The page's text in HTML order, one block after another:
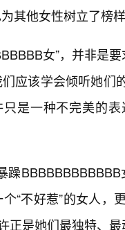
其他女性树立了榜样
女”，并非是
应该学会倾听她们
只是一种不完美的
躁
“不好惹”的女人，
正是她们最独特、最